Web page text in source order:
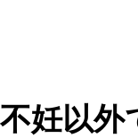
不妊以外